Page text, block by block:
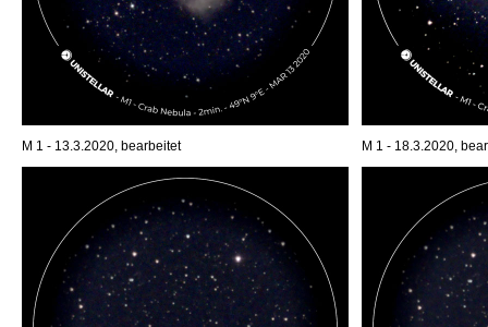
M 1 - 13.3.2020, bearbeitet M 1 - 18.3.2020,